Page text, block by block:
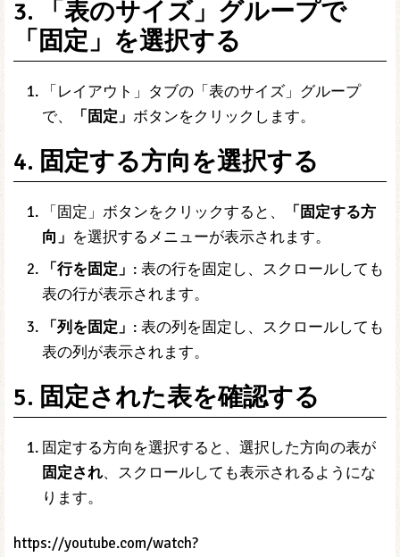
3. 「表のサイズ」グループで
「固定」を選択する
「レイアウト」タブの「表のサイズ」グループ
で、
「固定」 ボタンをクリックします。
4. 固定する方向を選択する
「固定」ボタンをクリックすると、
「固定する方
向」 を選択するメニューが表示されます。
「行を固定」 : 表の行を固定し、スクロールしても
表の行が表示されます。
「列を固定」 : 表の列を固定し、スクロールしても
表の列が表示されます。
5. 固定された表を確認する
固定する方向を選択すると、選択した方向の表が
固定され、スクロールしても表示されるようにな
ります。
https://youtube.com/watch?